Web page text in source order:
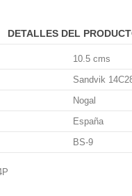
DETALLES DEL
10.5 cms
Sandvik
Nogal
España
BS-9